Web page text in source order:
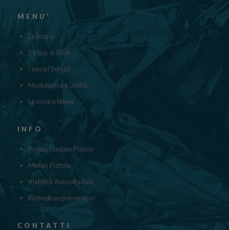
MENU’
La Storia
L' Etica di Dolfi
I nostri Servizi
Modulistica e Utilità
Le nostre News
INFO
Polizia Stadale Pistoia
Meteo Pistoia
Viabilità Autostradale
Richiedi un preventivo
CONTATTI